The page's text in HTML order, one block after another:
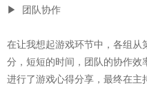
▶ 团队协作
在让我想起游戏环节中，各组
分，短短的时间，团队的协作
进行了游戏心得分享，最终在